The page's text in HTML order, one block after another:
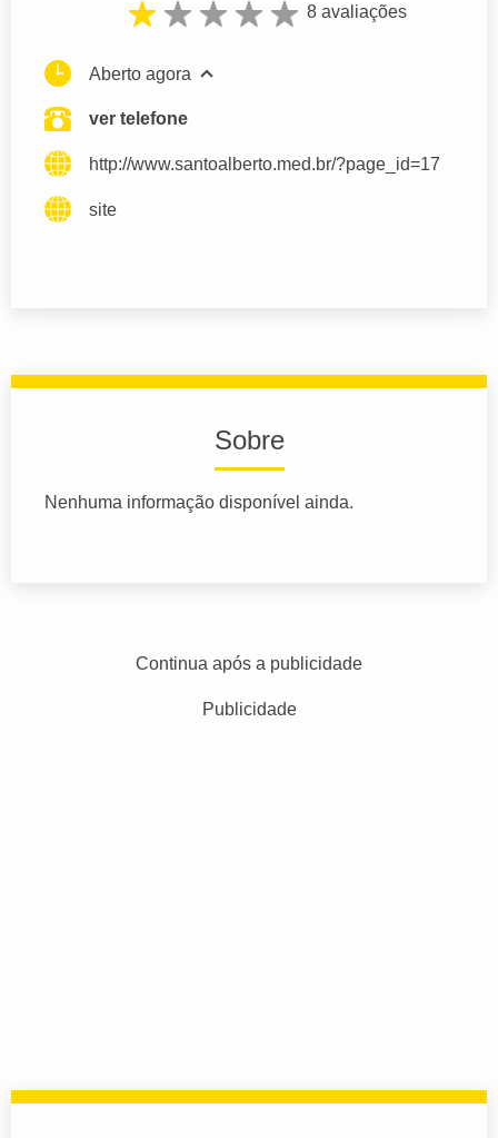
8 avaliações
Aberto agora
ver telefone
http://www.santoalberto.med.br/?page_id=17
site
Sobre
Nenhuma informação disponível ainda.
Continua após a publicidade
Publicidade